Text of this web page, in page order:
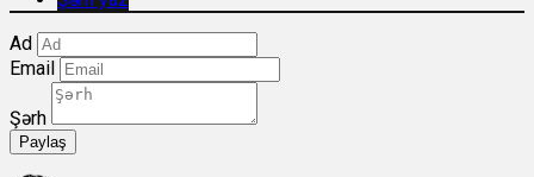
Ad
Email
Şərh
Paylaş